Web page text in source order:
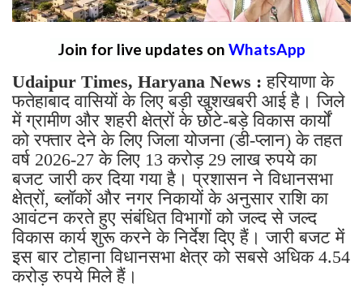
Join for live updates on WhatsApp
Udaipur Times, Haryana News : हरियाणा के
फतेहाबाद वासियों के लिए बड़ी खुशखबरी आई है। जिले
में ग्रामीण और शहरी क्षेत्रों के छोटे-बड़े विकास कार्यों
को रफ्तार देने के लिए जिला योजना (डी-प्लान) के तहत
वर्ष 2026-27 के लिए 13 करोड़ 29 लाख रुपये का
बजट जारी कर दिया गया है। प्रशासन ने विधानसभा
क्षेत्रों, ब्लॉकों और नगर निकायों के अनुसार राशि का
आवंटन करते हुए संबंधित विभागों को जल्द से जल्द
विकास कार्य शुरू करने के निर्देश दिए हैं। जारी बजट में
इस बार टोहाना विधानसभा क्षेत्र को सबसे अधिक 4.54
करोड़ रुपये मिले हैं।